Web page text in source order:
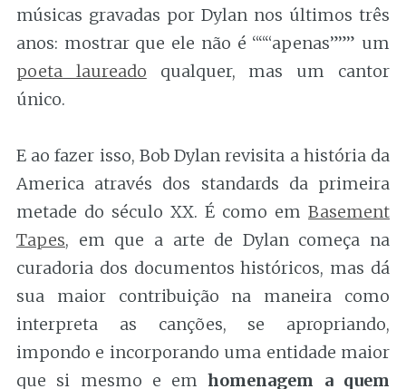
músicas gravadas por Dylan nos últimos três
anos: mostrar que ele não é “““apenas””” um
poeta laureado qualquer, mas um cantor
único.
E ao fazer isso, Bob Dylan revisita a história da
America através dos standards da primeira
metade do século XX. É como em Basement
Tapes, em que a arte de Dylan começa na
curadoria dos documentos históricos, mas dá
sua maior contribuição na maneira como
interpreta as canções, se apropriando,
impondo e incorporando uma entidade maior
que si mesmo e emhomenagem a quem